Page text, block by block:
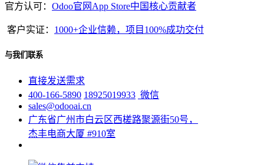
官方认可： Odoo官网App Store中国核心贡献者
客户实证： 1000+企业信赖，项目100%成功交付
与我们联系
直接发送需求
400-166-5890 18925019933 微信
sales@odooai.cn
广东省广州市白云区西槎路聚源街50号，
杰丰电商大厦 #910室